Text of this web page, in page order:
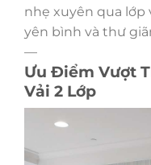
nhẹ xuyên qua
yên bình và thư
—
Ưu Điểm Vượt
Vải 2 Lớp